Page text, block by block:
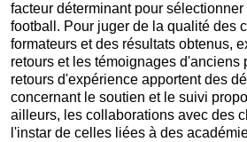
facteur déterminant pour
football. Pour juger de la qualité des
formateurs et des résultats obtenus,
retours et les témoignages d'anciens
retours d'expérience apportent des
concernant le soutien et le suivi
ailleurs, les collaborations avec des
l'instar de celles liées à des